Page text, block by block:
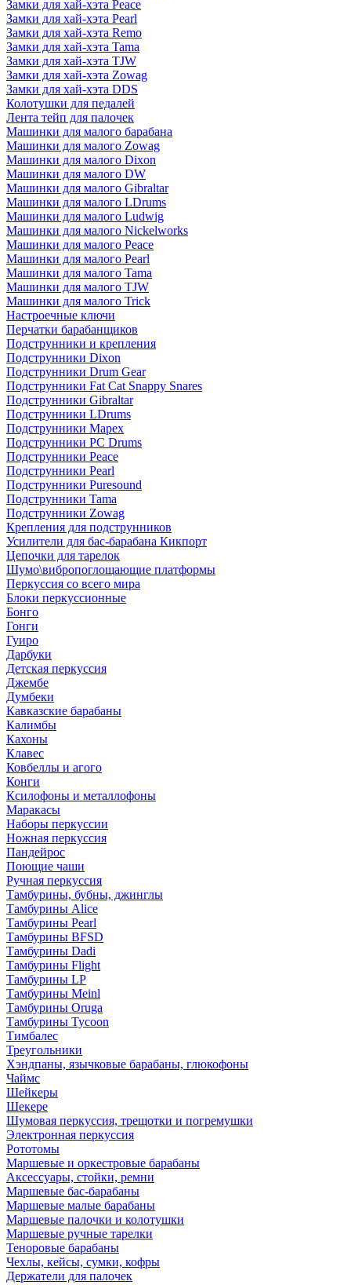
Замки для хай-хэта Peace
Замки для хай-хэта Pearl
Замки для хай-хэта Remo
Замки для хай-хэта Tama
Замки для хай-хэта TJW
Замки для хай-хэта Zowag
Замки для хай-хэта DDS
Колотушки для педалей
Лента тейп для палочек
Машинки для малого барабана
Машинки для малого Zowag
Машинки для малого Dixon
Машинки для малого DW
Машинки для малого Gibraltar
Машинки для малого LDrums
Машинки для малого Ludwig
Машинки для малого Nickelworks
Машинки для малого Peace
Машинки для малого Pearl
Машинки для малого Tama
Машинки для малого TJW
Машинки для малого Trick
Настроечные ключи
Перчатки барабанщиков
Подструнники и крепления
Подструнники Dixon
Подструнники Drum Gear
Подструнники Fat Cat Snappy Snares
Подструнники Gibraltar
Подструнники LDrums
Подструнники Mapex
Подструнники PC Drums
Подструнники Peace
Подструнники Pearl
Подструнники Puresound
Подструнники Tama
Подструнники Zowag
Крепления для подструнников
Усилители для бас-барабана Кикпорт
Цепочки для тарелок
Шумо\вибропоглощающие платформы
Перкуссия со всего мира
Блоки перкуссионные
Бонго
Гонги
Гуиро
Дарбуки
Детская перкуссия
Джембе
Думбеки
Кавказские барабаны
Калимбы
Кахоны
Клавес
Ковбеллы и агого
Конги
Ксилофоны и металлофоны
Маракасы
Наборы перкуссии
Ножная перкуссия
Пандейрос
Поющие чаши
Ручная перкуссия
Тамбурины, бубны, джинглы
Тамбурины Alice
Тамбурины Pearl
Тамбурины BFSD
Тамбурины Dadi
Тамбурины Flight
Тамбурины LP
Тамбурины Meinl
Тамбурины Oruga
Тамбурины Tycoon
Тимбалес
Треугольники
Хэндпаны, язычковые барабаны, глюкофоны
Чаймс
Шейкеры
Шекере
Шумовая перкуссия, трещотки и погремушки
Электронная перкуссия
Рототомы
Маршевые и оркестровые барабаны
Аксессуары, стойки, ремни
Маршевые бас-барабаны
Маршевые малые барабаны
Маршевые палочки и колотушки
Маршевые ручные тарелки
Теноровые барабаны
Чехлы, кейсы, сумки, кофры
Держатели для палочек